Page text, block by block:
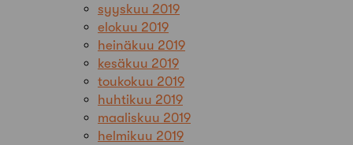
syyskuu 2019
elokuu 2019
heinäkuu 2019
kesäkuu 2019
toukokuu 2019
huhtikuu 2019
maaliskuu 2019
helmikuu 2019